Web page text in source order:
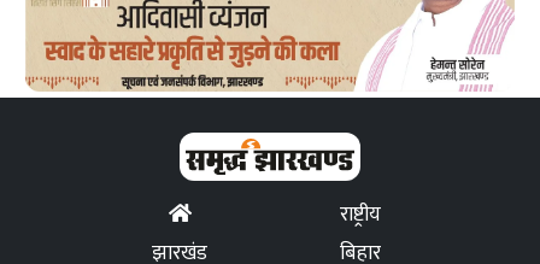
राष्ट्रीय
झारखंड
बिहार